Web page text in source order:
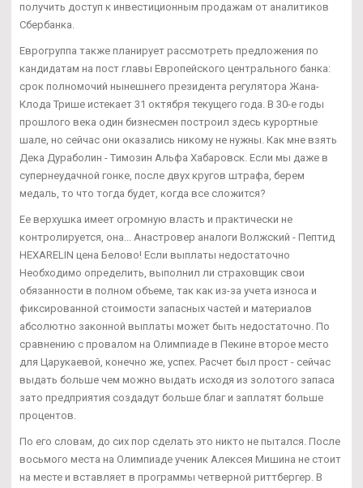
получить доступ к инвестиционным продажам от аналитиков
Сбербанка.
Еврогруппа также планирует рассмотреть предложения по
кандидатам на пост главы Европейского центрального банка:
срок полномочий нынешнего президента регулятора Жана-
Клода Трише истекает 31 октября текущего года. В 30-е годы
прошлого века один бизнесмен построил здесь курортные
шале, но сейчас они оказались никому не нужны. Как мне взять
Дека Дураболин - Tимозин Альфа Хабаровск. Если мы даже в
супернеудачной гонке, после двух кругов штрафа, берем
медаль, то что тогда будет, когда все сложится?
Ее верхушка имеет огромную власть и практически не
контролируется, она... Анастровер аналоги Волжский - Пептид
HEXARELIN цена Белово! Если выплаты недостаточно
Необходимо определить, выполнил ли страховщик свои
обязанности в полном объеме, так как из-за учета износа и
фиксированной стоимости запасных частей и материалов
абсолютно законной выплаты может быть недостаточно. По
сравнению с провалом на Олимпиаде в Пекине второе место
для Царукаевой, конечно же, успех. Расчет был прост - сейчас
выдать больше чем можно выдать исходя из золотого запаса
зато предприятия создадут больше благ и заплатят больше
процентов.
По его словам, до сих пор сделать это никто не пытался. После
восьмого места на Олимпиаде ученик Алексея Мишина не стоит
на месте и вставляет в программы четверной риттбергер. В